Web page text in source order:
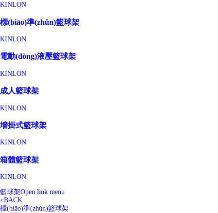
KINLON
標(biāo)準(zhǔn)籃球架
KINLON
電動(dòng)液壓籃球架
KINLON
成人籃球架
KINLON
墻掛式籃球架
KINLON
箱體籃球架
KINLON
籃球架Open link menu
<BACK
標(biāo)準(zhǔn)籃球架